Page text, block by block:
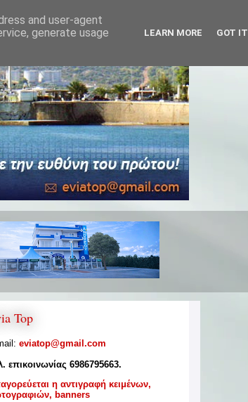
Top
eviatop@gmail.com
επικοινωνίας 6986795663.
η αντιγραφή κειμένων,
banners
and user-agent
generate usage
LEARN MORE GOT IT